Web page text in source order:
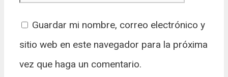
Guardar mi nombre, correo electrónico y
sitio web en este navegador para la próxima
vez que haga un comentario.